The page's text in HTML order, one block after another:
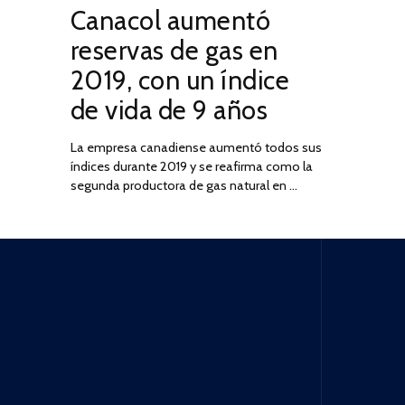
ON
2025
Canacol aumentó
reservas de gas en
2019, con un índice
de vida de 9 años
La empresa canadiense aumentó todos sus
índices durante 2019 y se reafirma como la
segunda productora de gas natural en …